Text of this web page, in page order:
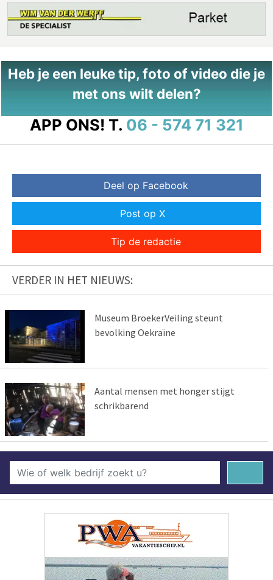
Heb je een leuke tip, foto of video die je
met ons wilt delen?
APP ONS! T. 06 - 574 71 321
Deel op Facebook
Post op X
Tip de redactie
VERDER IN HET NIEUWS:
Museum BroekerVeiling steunt
bevolking Oekraïne
Aantal mensen met honger stijgt
schrikbarend